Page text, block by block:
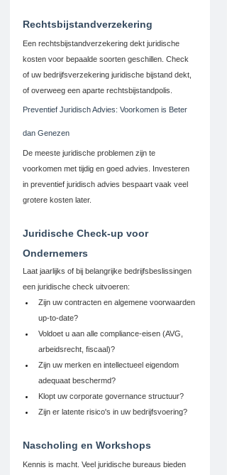
Rechtsbijstandverzekering
Een rechtsbijstandverzekering dekt juridische
kosten voor bepaalde soorten geschillen. Check
of uw bedrijfsverzekering juridische bijstand dekt,
of overweeg een aparte rechtsbijstandpolis.
Preventief Juridisch Advies: Voorkomen is Beter
dan Genezen
De meeste juridische problemen zijn te
voorkomen met tijdig en goed advies. Investeren
in preventief juridisch advies bespaart vaak veel
grotere kosten later.
Juridische Check-up voor
Ondernemers
Laat jaarlijks of bij belangrijke bedrijfsbeslissingen
een juridische check uitvoeren:
Zijn uw contracten en algemene voorwaarden
up-to-date?
Voldoet u aan alle compliance-eisen (AVG,
arbeidsrecht, fiscaal)?
Zijn uw merken en intellectueel eigendom
adequaat beschermd?
Klopt uw corporate governance structuur?
Zijn er latente risico's in uw bedrijfsvoering?
Nascholing en Workshops
Kennis is macht. Veel juridische bureaus bieden